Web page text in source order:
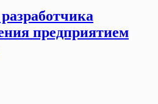
предприятием